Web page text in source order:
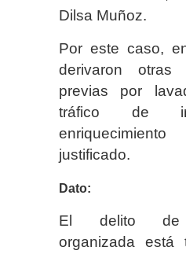
Dilsa Muñoz.
Por este caso,
derivaron otras
previas por
tráfico de
justificado.
Dato:
El delito de
organizada está